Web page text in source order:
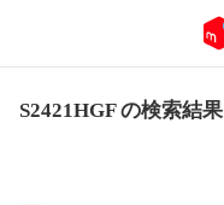
S2421HGF の検索結果